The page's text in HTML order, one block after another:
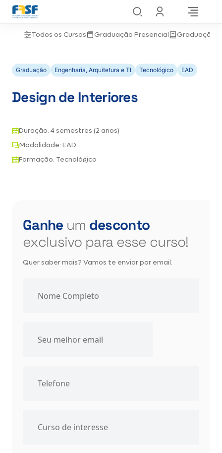
Todos os Cursos Graduação Presencial Graduação
Graduação Engenharia, Arquitetura e TI Tecnológico EAD
Design de Interiores
Duração: 4 semestres (2 anos)
Modalidade: EAD
Formação: Tecnológico
Ganhe um desconto
exclusivo para esse curso!
Quer saber mais? Vamos te enviar por email.